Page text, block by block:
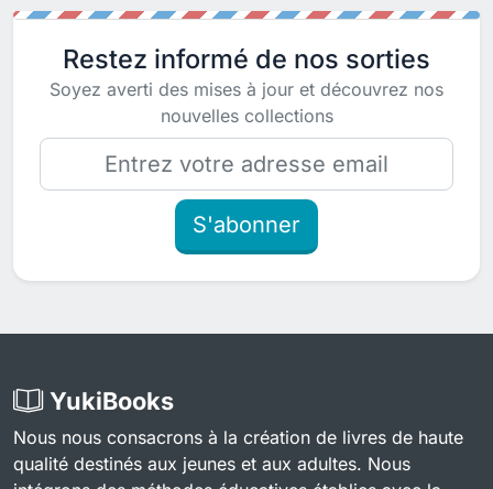
Restez informé de nos sorties
Soyez averti des mises à jour et découvrez nos
nouvelles collections
S'abonner
YukiBooks
Nous nous consacrons à la création de livres de haute
qualité destinés aux jeunes et aux adultes. Nous